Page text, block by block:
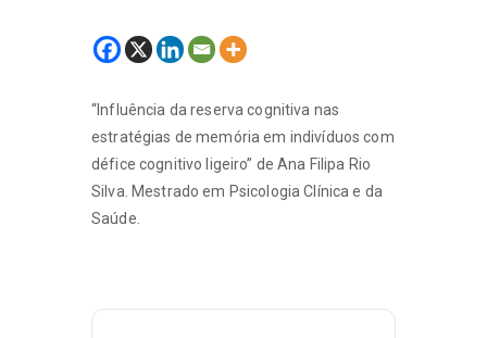
“Influência da reserva cognitiva nas
estratégias de memória em indivíduos com
défice cognitivo ligeiro” de Ana Filipa Rio
Silva. Mestrado em Psicologia Clínica e da
Saúde.